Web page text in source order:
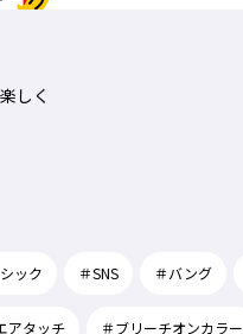
しく
ック ＃SNS ＃バング
アタッチ ＃ブリーチオンカラー